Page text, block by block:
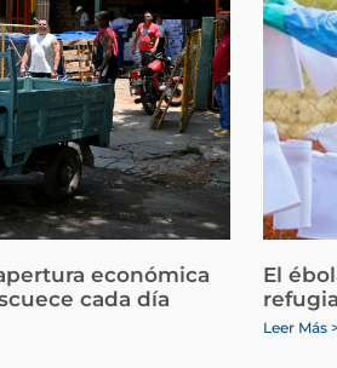
económica
cada día
El
Leer Más